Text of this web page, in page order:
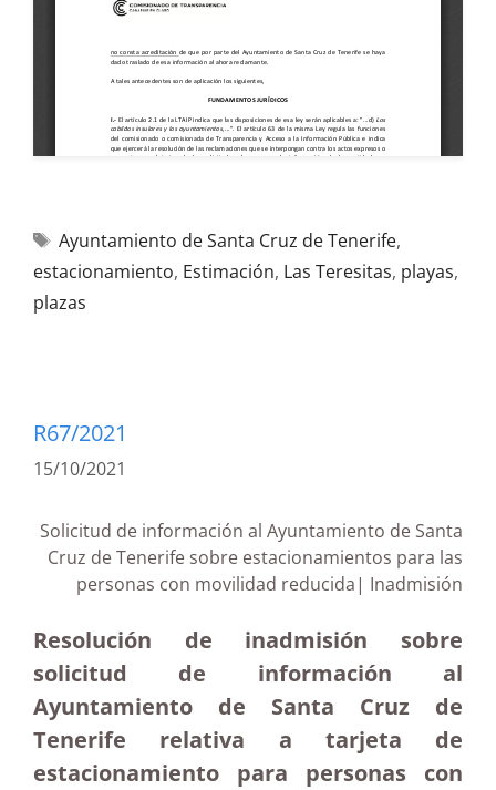
Ayuntamiento de Santa Cruz de Tenerife,
estacionamiento, Estimación, Las Teresitas, playas,
plazas
R67/2021
15/10/2021
Solicitud de información al Ayuntamiento de Santa
Cruz de Tenerife sobre estacionamientos para las
personas con movilidad reducida| Inadmisión
Resolución de inadmisión sobre
solicitud de información al
Ayuntamiento de Santa Cruz de
Tenerife relativa a tarjeta de
estacionamiento para personas con